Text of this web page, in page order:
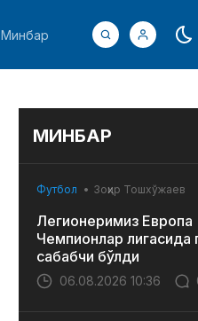
Минбар
МИНБАР
Футбол Зоҳир Тошхўжаев
Легионеримиз Европа
Чемпионлар лигасида
сабабчи бўлди
06.08.2026 10:36